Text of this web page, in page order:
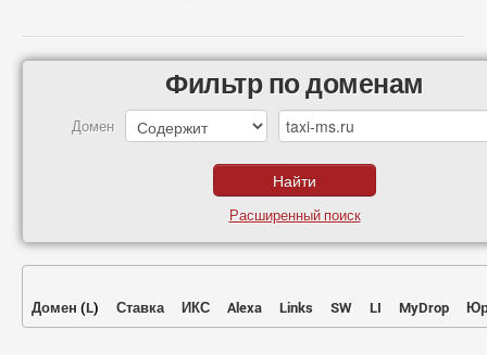
Фильтр по доменам
Домен
Расширенный поиск
Домен (L) Ставка ИКС Alexa Links SW LI MyDrop